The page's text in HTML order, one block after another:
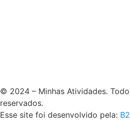
© 2024 – Minhas Atividades.
reservados.
Esse site foi desenvolvido pela: